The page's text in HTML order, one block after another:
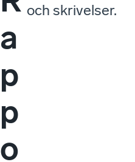
a
p
p
o
och skrivelser.